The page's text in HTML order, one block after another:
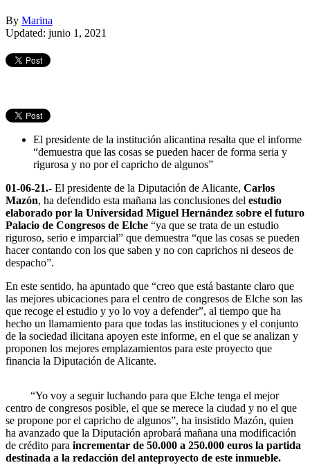
By Marina
Updated: junio 1, 2021
El presidente de la institución alicantina resalta que el informe
“demuestra que las cosas se pueden hacer de forma seria y
rigurosa y no por el capricho de algunos”
01-06-21.- El presidente de la Diputación de Alicante, Carlos
Mazón, ha defendido esta mañana las conclusiones del estudio
elaborado por la Universidad Miguel Hernández sobre el futuro
Palacio de Congresos de Elche “ya que se trata de un estudio
riguroso, serio e imparcial” que demuestra “que las cosas se pueden
hacer contando con los que saben y no con caprichos ni deseos de
despacho”.
En este sentido, ha apuntado que “creo que está bastante claro que
las mejores ubicaciones para el centro de congresos de Elche son las
que recoge el estudio y yo lo voy a defender”, al tiempo que ha
hecho un llamamiento para que todas las instituciones y el conjunto
de la sociedad ilicitana apoyen este informe, en el que se analizan y
proponen los mejores emplazamientos para este proyecto que
financia la Diputación de Alicante.
“Yo voy a seguir luchando para que Elche tenga el mejor
centro de congresos posible, el que se merece la ciudad y no el que
se propone por el capricho de algunos”, ha insistido Mazón, quien
ha avanzado que la Diputación aprobará mañana una modificación
de crédito para incrementar de 50.000 a 250.000 euros la partida
destinada a la redacción del anteproyecto de este inmueble.